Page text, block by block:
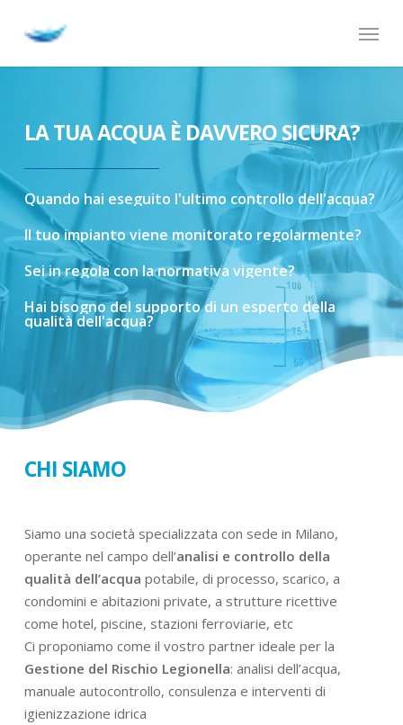
Menu
LA TUA ACQUA È DAVVERO SICURA?
Quando hai eseguito l'ultimo controllo dell'acqua?
Il tuoimpianto viene monitorato regolarmente?
Seiinregola con lanormativa vigente?
Hai bisognodel supportodi un esperto della
qualitàdell'acqua?
CHI SIAMO
Siamo una società specializzata con sede in Milano,
operante nel campo dell’analisi e controllo della
qualità dell’acqua potabile, di processo, scarico, a
condomini e abitazioni private, a strutture ricettive
come hotel, piscine, stazioni ferroviarie, etc
Ci proponiamo come il vostro partner ideale per la
Gestione del Rischio Legionella: analisi dell’acqua,
manuale autocontrollo, consulenza e interventi di
igienizzazione idrica